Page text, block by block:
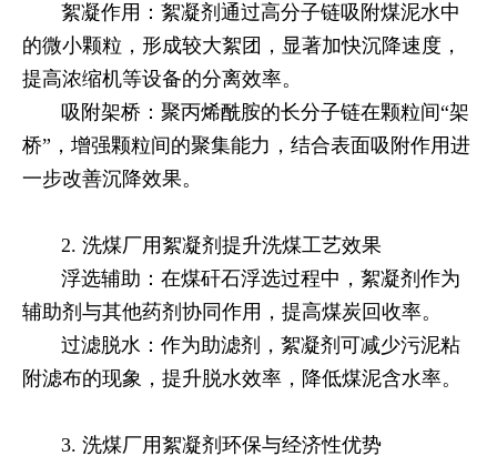
‌ 絮凝作用‌：絮凝剂通过高分子链吸附煤泥水中
的微小颗粒，形成较大絮团，显著加快沉降速度，
提高浓缩机等设备的分离效率。
‌ 吸附架桥‌：聚丙烯酰胺的长分子链在颗粒间“架
桥”，增强颗粒间的聚集能力，结合表面吸附作用进
一步改善沉降效果。
2. ‌洗煤厂用絮凝剂提升洗煤工艺效果‌
‌ 浮选辅助‌：在煤矸石浮选过程中，絮凝剂作为
辅助剂与其他药剂协同作用，提高煤炭回收率。
‌ 过滤脱水‌：作为助滤剂，絮凝剂可减少污泥粘
附滤布的现象，提升脱水效率，降低煤泥含水率。
3. ‌洗煤厂用絮凝剂环保与经济性优势‌